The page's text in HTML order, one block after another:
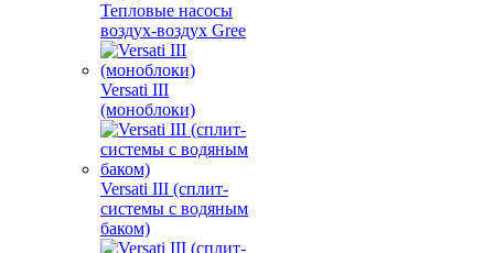
Тепловые насосы
воздух-воздух Gree
Versati III
(моноблоки)
Versati III (сплит-
системы с водяным
баком)